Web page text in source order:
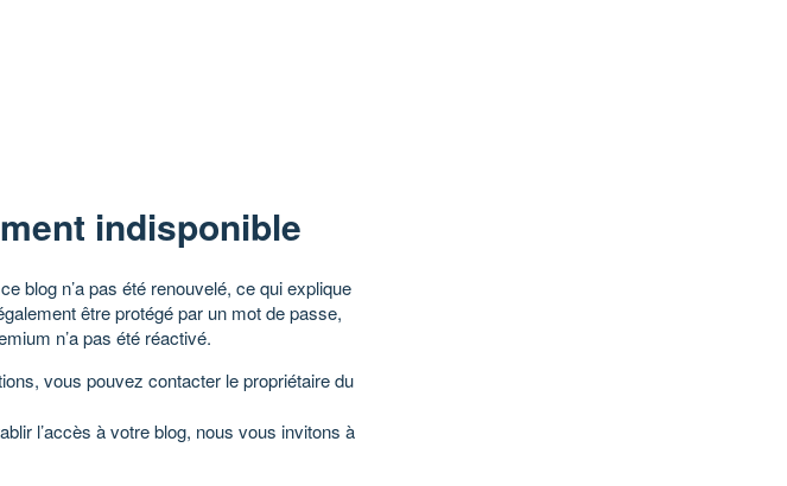
indisponible
blog n’a pas été renouvelé, ce qui explique
être protégé par un mot de passe,
n’a pas été réactivé.
vous pouvez contacter le propriétaire du
l’accès à votre blog, nous vous invitons à